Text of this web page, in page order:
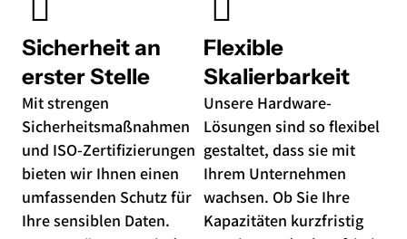
Sicherheit an
erster Stelle
Mit strengen
Sicherheitsmaßnahmen
und ISO-Zertifizierungen
bieten wir Ihnen einen
umfassenden Schutz für
Ihre sensiblen Daten.
Flexible
Skalierbarkeit
Unsere Hardware-
Lösungen sind so flexibel
gestaltet, dass sie mit
Ihrem Unternehmen
wachsen. Ob Sie Ihre
Kapazitäten kurzfristig